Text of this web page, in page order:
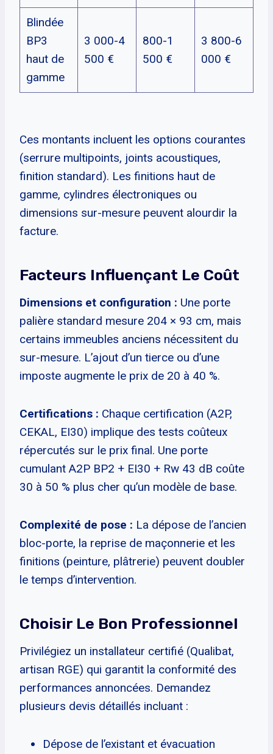
Blindée
BP3
haut de
gamme
3 000-4
500 €
800-1
500 €
3 800-6
000 €
Ces montants incluent les options courantes
(serrure multipoints, joints acoustiques,
finition standard). Les finitions haut de
gamme, cylindres électroniques ou
dimensions sur-mesure peuvent alourdir la
facture.
Facteurs Influençant Le Coût
Dimensions et configuration : Une porte
palière standard mesure 204 × 93 cm, mais
certains immeubles anciens nécessitent du
sur-mesure. L’ajout d’un tierce ou d’une
imposte augmente le prix de 20 à 40 %.
Certifications : Chaque certification (A2P,
CEKAL, EI30) implique des tests coûteux
répercutés sur le prix final. Une porte
cumulant A2P BP2 + EI30 + Rw 43 dB coûte
30 à 50 % plus cher qu’un modèle de base.
Complexité de pose : La dépose de l’ancien
bloc-porte, la reprise de maçonnerie et les
finitions (peinture, plâtrerie) peuvent doubler
le temps d’intervention.
Choisir Le Bon Professionnel
Privilégiez un installateur certifié (Qualibat,
artisan RGE) qui garantit la conformité des
performances annoncées. Demandez
plusieurs devis détaillés incluant :
Dépose de l’existant et évacuation